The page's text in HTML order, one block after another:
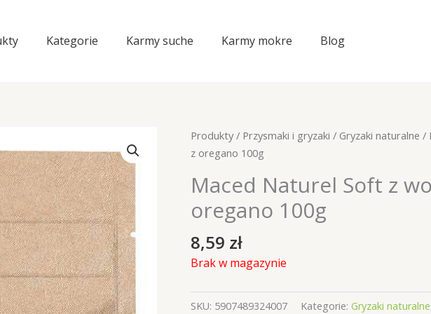
Kategorie Karmy suche Karmy mokre Blog
Produkty/ Przysmaki i gryzaki / Gryzaki naturalne /
z oregano 100g
Maced Naturel Soft z
oregano 100g
8,59 zł
Brak w magazynie
SKU: 5907489324007 Kategorie: Gryzaki naturalne